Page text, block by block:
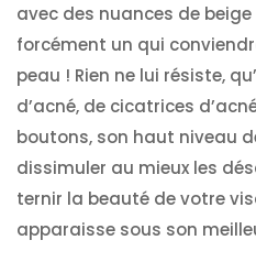
avec des nuances de
forcément un qui
peau ! Rien ne lui résiste,
d’acné, de cicatrices
boutons, son haut niveau
dissimuler au mieux les
ternir la beauté de votre
apparaisse sous son